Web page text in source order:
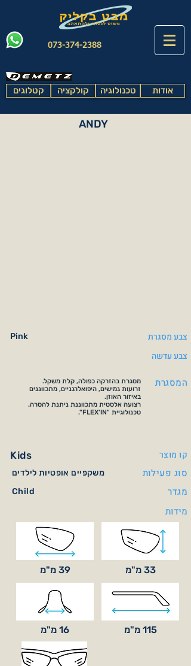
073-374-2388
קטלוגים קולקציה טכנולוגיה אודות
ANDY
Pink
צבע מסגרת
צבע עדשה
מסגרת בהזרקה כפולה, קלת משקל.
זרועות גמישים, היפואלרגניים, מתכווננים
באיזור האוזן.
רצועה אלסטית מתכווננת ניתנת להסרה.
טכנולוגיית "FLEX'IN".
המסגרת
Kids קו מוצר
משקפיים אופטיות לילדים סוג פעילות
Child
מגדר
מידות
39 מ"מ 33 מ"מ
16 מ"מ 115 מ"מ